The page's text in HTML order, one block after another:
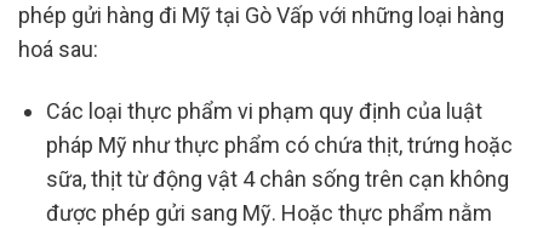
phép gửi hàng đi Mỹ tại Gò Vấp với những loại hàng
hoá sau:
Các loại thực phẩm vi phạm quy định của luật
pháp Mỹ như thực phẩm có chứa thịt, trứng hoặc
sữa, thịt từ động vật 4 chân sống trên cạn không
được phép gửi sang Mỹ. Hoặc thực phẩm nằm